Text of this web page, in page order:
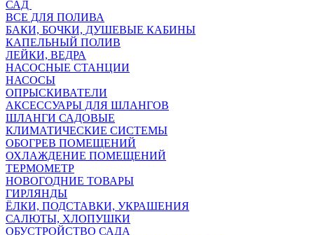
САД
ВСЕ ДЛЯ ПОЛИВА
БАКИ, БОЧКИ, ДУШЕВЫЕ КАБИНЫ
КАПЕЛЬНЫЙ ПОЛИВ
ЛЕЙКИ, ВЕДРА
НАСОСНЫЕ СТАНЦИИ
НАСОСЫ
ОПРЫСКИВАТЕЛИ
АКСЕССУАРЫ ДЛЯ ШЛАНГОВ
ШЛАНГИ САДОВЫЕ
КЛИМАТИЧЕСКИЕ СИСТЕМЫ
ОБОГРЕВ ПОМЕЩЕНИЙ
ОХЛАЖДЕНИЕ ПОМЕЩЕНИЙ
ТЕРМОМЕТР
НОВОГОДНИЕ ТОВАРЫ
ГИРЛЯНДЫ
ЁЛКИ, ПОДСТАВКИ, УКРАШЕНИЯ
САЛЮТЫ, ХЛОПУШКИ
ОБУСТРОЙСТВО САДА